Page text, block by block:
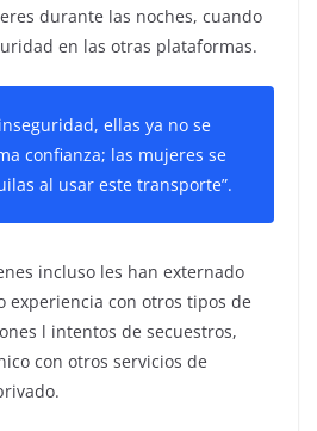
durante las noches, cuando
en las otras plataformas.
ellas ya no se
confianza; las mujeres se
al usar este transporte”.
incluso les han externado
experiencia con otros tipos de
l intentos de secuestros,
con otros servicios de